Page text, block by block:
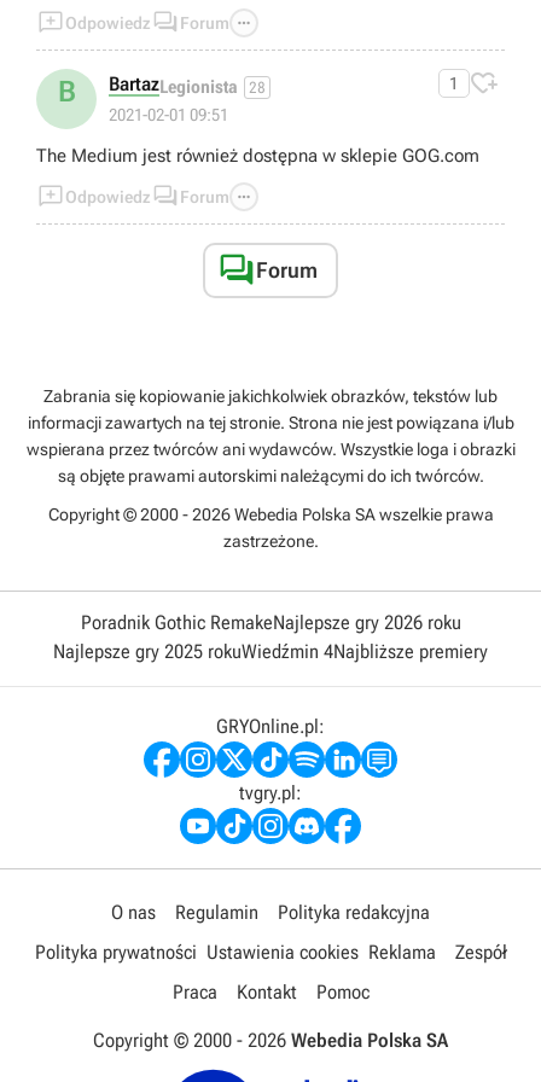
Odpowiedz  Forum 
B BartazLegionista 28
2021-02-01 09:51
1 
The Medium jest również dostępna w sklepie GOG.com
Odpowiedz  Forum 
Forum
Zabrania się kopiowanie jakichkolwiek obrazków, tekstów lub
informacji zawartych na tej stronie. Strona nie jest powiązana i/lub
wspierana przez twórców ani wydawców. Wszystkie loga i obrazki
są objęte prawami autorskimi należącymi do ich twórców.
Copyright © 2000 - 2026 Webedia Polska SA wszelkie prawa
zastrzeżone.
Poradnik Gothic RemakeNajlepsze gry 2026 roku
Najlepsze gry 2025 rokuWiedźmin 4Najbliższe premiery
GRYOnline.pl:
tvgry.pl:
O nas Regulamin
Polityka redakcyjna
Polityka prywatności Ustawienia cookies Reklama
Zespół
Praca
Kontakt Pomoc
Copyright © 2000 - 2026 Webedia Polska SA